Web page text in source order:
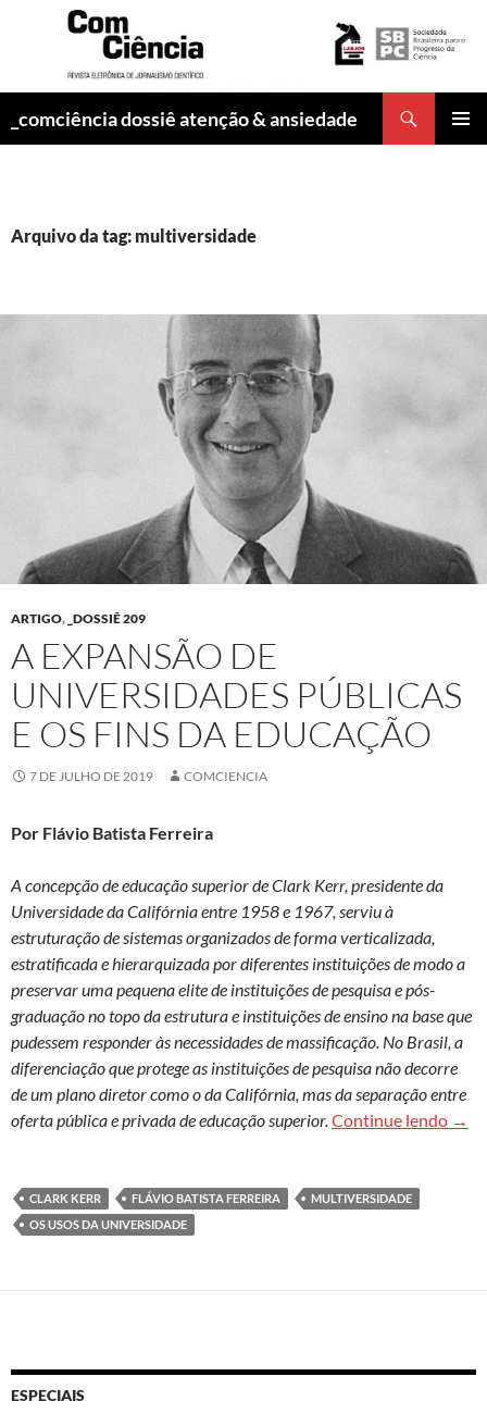
_comciência dossiê atenção & ansiedade
Arquivo da tag: multiversidade
ARTIGO, _DOSSIÊ 209
A EXPANSÃO DE
UNIVERSIDADES PÚBLICAS
E OS FINS DA EDUCAÇÃO
7 DE JULHO DE 2019 COMCIENCIA
Por Flávio Batista Ferreira
A concepção de educação superior de Clark Kerr, presidente da
Universidade da Califórnia entre 1958 e 1967, serviu à
estruturação de sistemas organizados de forma verticalizada,
estratificada e hierarquizada por diferentes instituições de modo a
preservar uma pequena elite de instituições de pesquisa e pós-
graduação no topo da estrutura e instituições de ensino na base que
pudessem responder às necessidades de massificação. No Brasil, a
diferenciação que protege as instituições de pesquisa não decorre
de um plano diretor como o da Califórnia, mas da separação entre
oferta pública e privada de educação superior.Continue lendo A
→
CLARK KERR FLÁVIO BATISTA FERREIRA
MULTIVERSIDADE
OS USOS DA UNIVERSIDADE
ESPECIAIS